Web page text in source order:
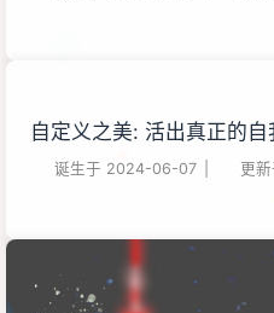
自定义之美: 活出真正的自
诞生于 2024-06-07 更新